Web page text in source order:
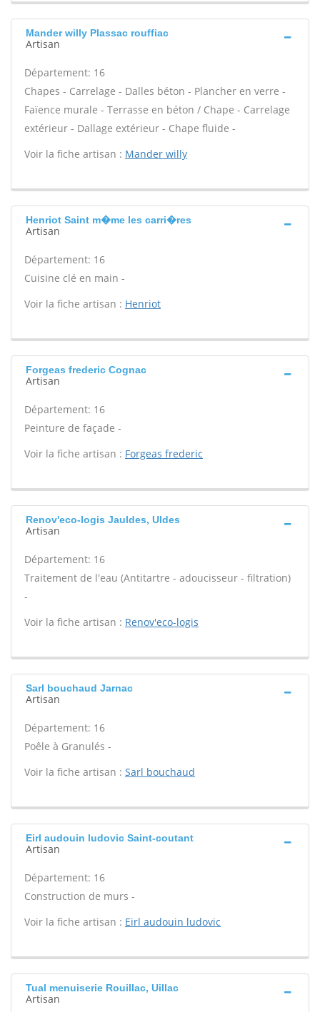
Mander willy Plassac rouffiac
Artisan
Département: 16
Chapes - Carrelage - Dalles béton - Plancher en verre -
Faïence murale - Terrasse en béton / Chape - Carrelage
extérieur - Dallage extérieur - Chape fluide -
Voir la fiche artisan : Mander willy
Henriot Saint m�me les carri�res
Artisan
Département: 16
Cuisine clé en main -
Voir la fiche artisan : Henriot
Forgeas frederic Cognac
Artisan
Département: 16
Peinture de façade -
Voir la fiche artisan : Forgeas frederic
Renov'eco-logis Jauldes, Uldes
Artisan
Département: 16
Traitement de l'eau (Antitartre - adoucisseur - filtration)
-
Voir la fiche artisan : Renov'eco-logis
Sarl bouchaud Jarnac
Artisan
Département: 16
Poêle à Granulés -
Voir la fiche artisan : Sarl bouchaud
Eirl audouin ludovic Saint-coutant
Artisan
Département: 16
Construction de murs -
Voir la fiche artisan : Eirl audouin ludovic
Tual menuiserie Rouillac, Uillac
Artisan